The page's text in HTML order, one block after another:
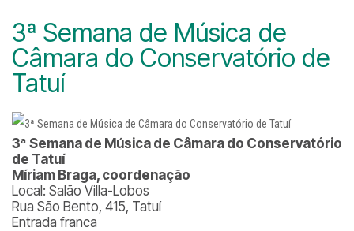
3ª Semana de Música de
Câmara do Conservatório de
Tatuí
3ª Semana de Música de Câmara do Conservatório
de Tatuí
Míriam Braga, coordenação
Local: Salão Villa-Lobos
Rua São Bento, 415, Tatuí
Entrada franca